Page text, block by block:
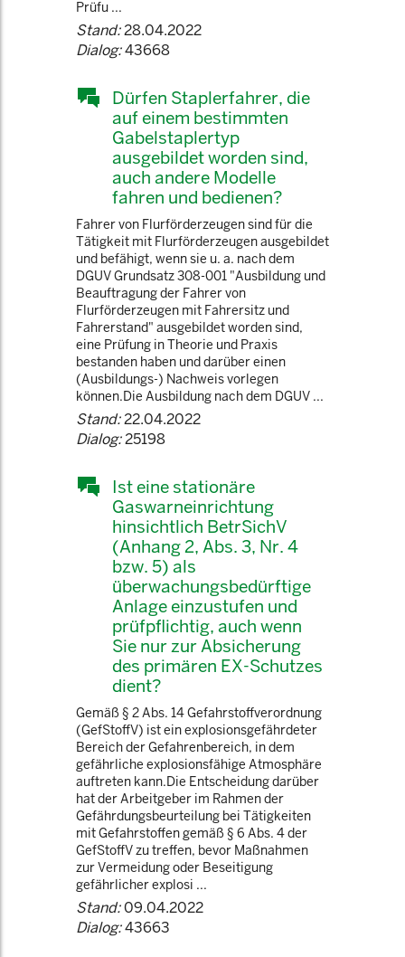
Prüfu ...
Stand:28.04.2022
Dialog:43668
Dürfen Staplerfahrer, die
auf einem bestimmten
Gabelstaplertyp
ausgebildet worden sind,
auch andere Modelle
fahren und bedienen?
Fahrer von Flurförderzeugen sind für die
Tätigkeit mit Flurförderzeugen ausgebildet
und befähigt, wenn sie u. a. nach dem
DGUV Grundsatz 308-001 "Ausbildung und
Beauftragung der Fahrer von
Flurförderzeugen mit Fahrersitz und
Fahrerstand" ausgebildet worden sind,
eine Prüfung in Theorie und Praxis
bestanden haben und darüber einen
(Ausbildungs-) Nachweis vorlegen
können.Die Ausbildung nach dem DGUV ...
Stand:22.04.2022
Dialog:25198
Ist eine stationäre
Gaswarneinrichtung
hinsichtlich BetrSichV
(Anhang 2, Abs. 3, Nr. 4
bzw. 5) als
überwachungsbedürftige
Anlage einzustufen und
prüfpflichtig, auch wenn
Sie nur zur Absicherung
des primären EX-Schutzes
dient?
Gemäß § 2 Abs. 14 Gefahrstoffverordnung
(GefStoffV) ist ein explosionsgefährdeter
Bereich der Gefahrenbereich, in dem
gefährliche explosionsfähige Atmosphäre
auftreten kann.Die Entscheidung darüber
hat der Arbeitgeber im Rahmen der
Gefährdungsbeurteilung bei Tätigkeiten
mit Gefahrstoffen gemäß § 6 Abs. 4 der
GefStoffV zu treffen, bevor Maßnahmen
zur Vermeidung oder Beseitigung
gefährlicher explosi ...
Stand:09.04.2022
Dialog:43663